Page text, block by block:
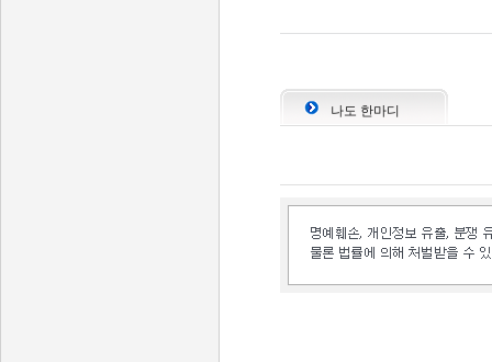
나도 한마디